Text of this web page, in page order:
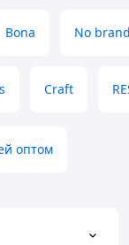
Bona No
Craft
оптом